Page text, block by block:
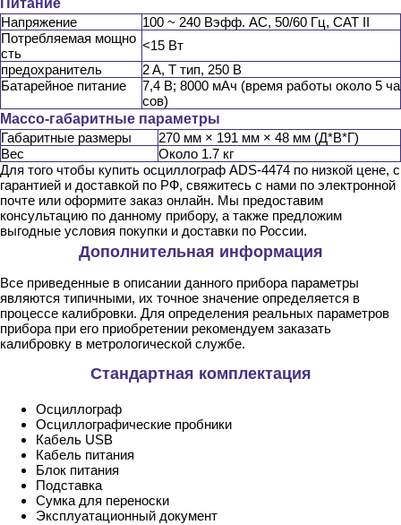
Питание
Напряжение
100 ~ 240 Вэфф. AC, 50/60 Гц, CAT II
Потребляемая мощно
сть
<15 Вт
предохранитель
2 A, T тип, 250 В
Батарейное питание
7,4 В; 8000 мАч (время работы около 5 ча
сов)
Массо-габаритные параметры
Габаритные размеры
270 мм × 191 мм × 48 мм (Д*В*Г)
Вес
Около 1.7 кг
Для того чтобы купить осциллограф ADS-4474 по низкой цене, с
гарантией и доставкой по РФ, свяжитесь с нами по электронной
почте или оформите заказ онлайн. Мы предоставим
консультацию по данному прибору, а также предложим
выгодные условия покупки и доставки по России.
Дополнительная информация
Все приведенные в описании данного прибора параметры
являются типичными, их точное значение определяется в
процессе калибровки. Для определения реальных параметров
прибора при его приобретении рекомендуем заказать
калибровку в метрологической службе.
Стандартная комплектация
Осциллограф
Осциллографические пробники
Кабель USB
Кабель питания
Блок питания
Подставка
Сумка для переноски
Эксплуатационный документ